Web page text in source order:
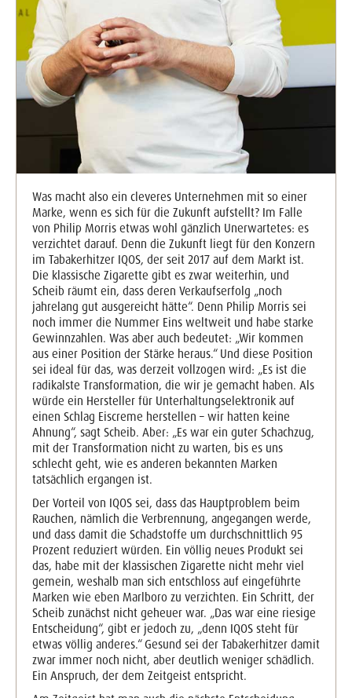
Was macht also ein cleveres Unternehmen mit so einer
Marke, wenn es sich für die Zukunft aufstellt? Im Falle
von Philip Morris etwas wohl gänzlich Unerwartetes: es
verzichtet darauf. Denn die Zukunft liegt für den Konzern
im Tabakerhitzer IQOS, der seit 2017 auf dem Markt ist.
Die klassische Zigarette gibt es zwar weiterhin, und
Scheib räumt ein, dass deren Verkaufserfolg „noch
jahrelang gut ausgereicht hätte“. Denn Philip Morris sei
noch immer die Nummer Eins weltweit und habe starke
Gewinnzahlen. Was aber auch bedeutet: „Wir kommen
aus einer Position der Stärke heraus.“ Und diese Position
sei ideal für das, was derzeit vollzogen wird: „Es ist die
radikalste Transformation, die wir je gemacht haben. Als
würde ein Hersteller für Unterhaltungselektronik auf
einen Schlag Eiscreme herstellen – wir hatten keine
Ahnung“, sagt Scheib. Aber: „Es war ein guter Schachzug,
mit der Transformation nicht zu warten, bis es uns
schlecht geht, wie es anderen bekannten Marken
tatsächlich ergangen ist.
Der Vorteil von IQOS sei, dass das Hauptproblem beim
Rauchen, nämlich die Verbrennung, angegangen werde,
und dass damit die Schadstoffe um durchschnittlich 95
Prozent reduziert würden. Ein völlig neues Produkt sei
das, habe mit der klassischen Zigarette nicht mehr viel
gemein, weshalb man sich entschloss auf eingeführte
Marken wie eben Marlboro zu verzichten. Ein Schritt, der
Scheib zunächst nicht geheuer war. „Das war eine riesige
Entscheidung“, gibt er jedoch zu, „denn IQOS steht für
etwas völlig anderes.“ Gesund sei der Tabakerhitzer damit
zwar immer noch nicht, aber deutlich weniger schädlich.
Ein Anspruch, der dem Zeitgeist entspricht.